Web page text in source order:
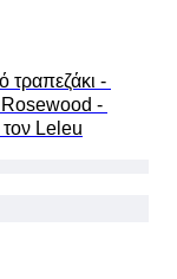
τραπεζάκι -
-
Leleu